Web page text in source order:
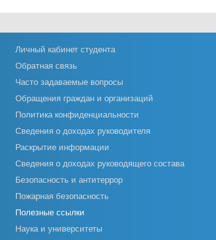
Личный кабинет студента
Обратная связь
Часто задаваемые вопросы
Обращения граждан и организаций
Политика конфиденциальности
Сведения о доходах руководителя
Раскрытие информации
Сведения о доходах руководящего состава
Безопасность и антитеррор
Пожарная безопасность
Полезные ссылки
Наука и университеты